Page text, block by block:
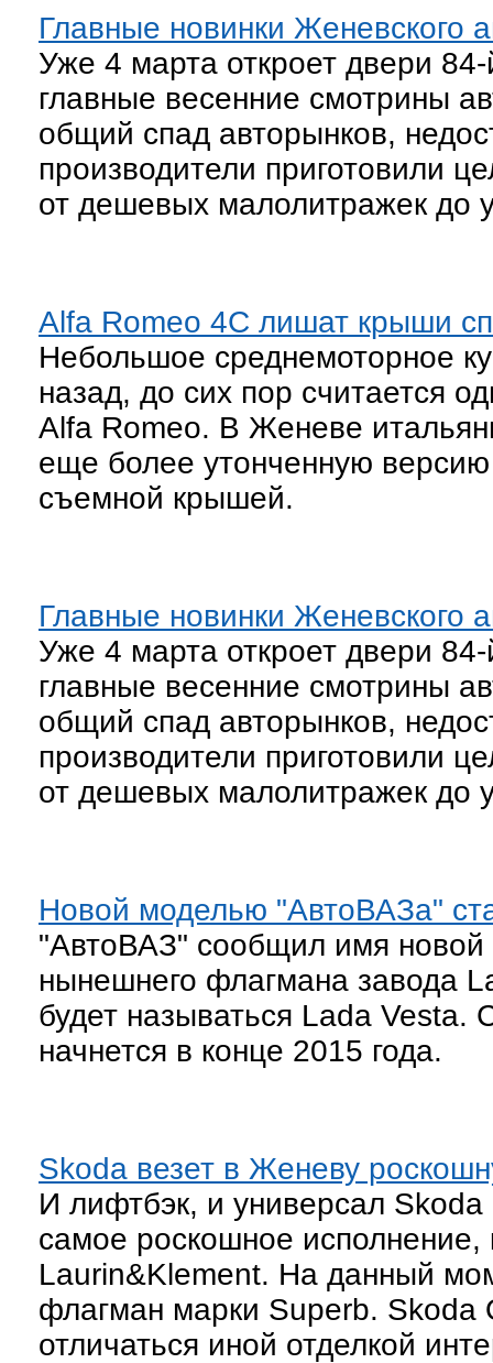
Главные новинки Женевского
Уже 4 марта откроет двери
главные весенние смотрины
общий спад авторынков,
производители приготовили
от дешевых малолитражек до
Alfa Romeo 4C лишат крыши
Небольшое среднемоторное
назад, до сих пор считается
Alfa Romeo. В Женеве
еще более утонченную
съемной крышей.
Главные новинки Женевского
Уже 4 марта откроет двери
главные весенние смотрины
общий спад авторынков,
производители приготовили
от дешевых малолитражек до
Новой моделью "АвтоВАЗа"
"АвтоВАЗ" сообщил имя новой
нынешнего флагмана завода
будет называться Lada Vesta.
начнется в конце 2015 года.
Skoda везет в Женеву
И лифтбэк, и универсал
самое роскошное исполнение,
Laurin&Klement. На данный
флагман марки Superb. Skoda
отличаться иной отделкой